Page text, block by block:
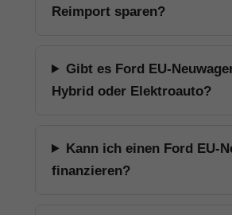
Reimport sparen?
Gibt es Ford EU-
Hybrid oder Elektroauto?
Kann ich einen Ford EU-
finanzieren?